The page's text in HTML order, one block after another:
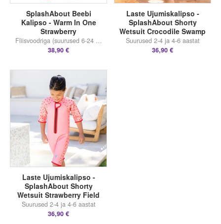
SplashAbout Beebi
Kalipso - Warm In One
Strawberry
Fliisvoodriga (suurused 6-24 kuud)
38,90 €
Laste Ujumiskalipso -
SplashAbout Shorty
Wetsuit Crocodile Swamp
Suurused 2-4 ja 4-6 aastat
36,90 €
Laste Ujumiskalipso -
SplashAbout Shorty
Wetsuit Strawberry Field
Suurused 2-4 ja 4-6 aastat
36,90 €